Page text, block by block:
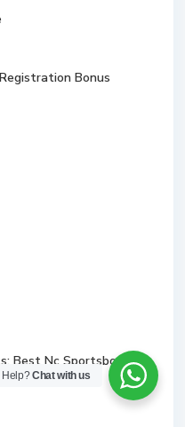
Bonus
Best Nc Sportsbooks
Help?Chat with us